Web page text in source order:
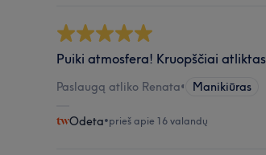
Puiki atmosfera! Kruopščiai
Paslaugą atliko Renata• Manikiūras
Odeta•prieš apie 16 valandų